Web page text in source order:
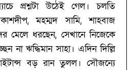
প্রশ্নটা উঠেই গেল। চলতি
মহম্মদ সামি, শাহবাজ
মেলে ধরছেন, সেখানে নিজেকে
না ঋদ্ধিমান সাহা। এদিন দিল্লি
বড় রান তুলল। সৌজন্যে